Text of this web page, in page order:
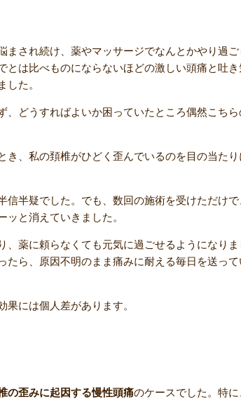
まされ続け、薬やマッサージでなんとかやり過ご
とは比べものにならないほどの激しい頭痛と吐き
した。
、どうすればよいか困っていたところ偶然こち
き、私の頚椎がひどく歪んでいるのを目の当た
信半疑でした。でも、数回の施術を受けただけ
ッと消えていきました。
、薬に頼らなくても元気に過ごせるようになり
たら、原因不明のまま痛みに耐える毎日を送って
には個人差があります。
の歪みに起因する慢性頭痛のケースでした。特